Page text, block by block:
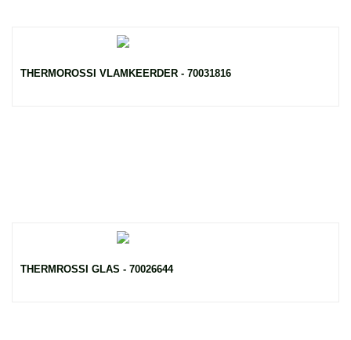
THERMOROSSI VLAMKEERDER - 70031816
THERMROSSI GLAS - 70026644